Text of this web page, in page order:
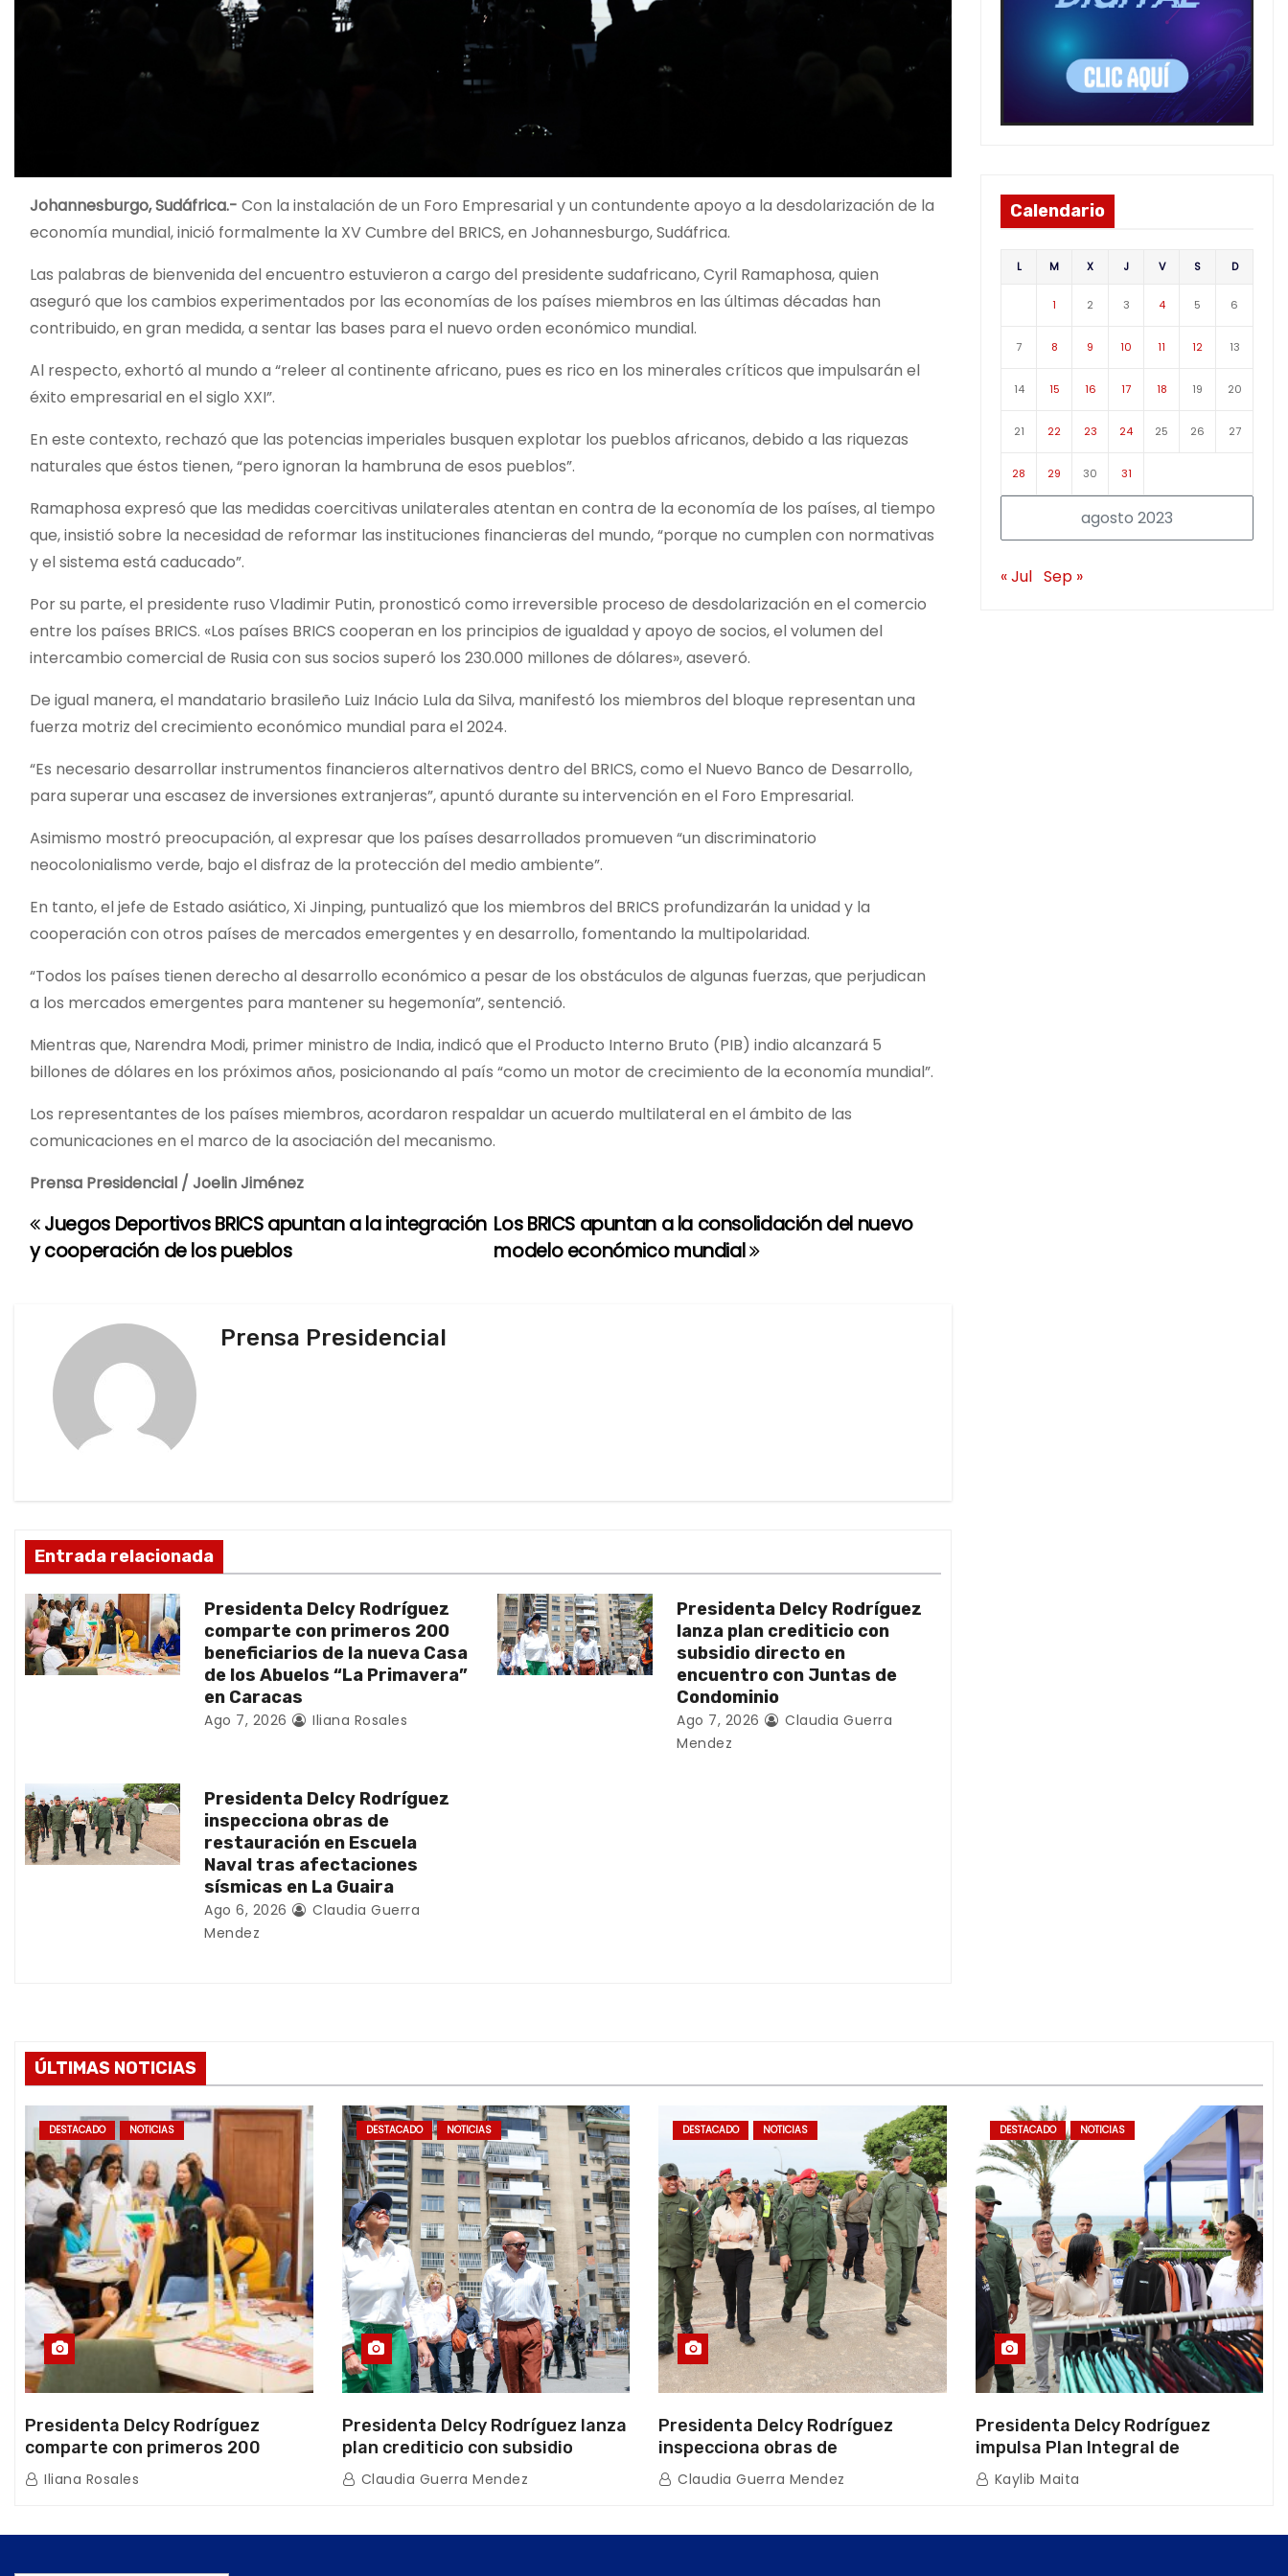
Johannesburgo, Sudáfrica.- Con la instalación de un Foro Empresarial y un contundente apoyo a la desdolarización de la
economía mundial, inició formalmente la XV Cumbre del BRICS, en Johannesburgo, Sudáfrica.
Las palabras de bienvenida del encuentro estuvieron a cargo del presidente sudafricano, Cyril Ramaphosa, quien
aseguró que los cambios experimentados por las economías de los países miembros en las últimas décadas han
contribuido, en gran medida, a sentar las bases para el nuevo orden económico mundial.
Al respecto, exhortó al mundo a “releer al continente africano, pues es rico en los minerales críticos que impulsarán el
éxito empresarial en el siglo XXI”.
En este contexto, rechazó que las potencias imperiales busquen explotar los pueblos africanos, debido a las riquezas
naturales que éstos tienen, “pero ignoran la hambruna de esos pueblos”.
Ramaphosa expresó que las medidas coercitivas unilaterales atentan en contra de la economía de los países, al tiempo
que, insistió sobre la necesidad de reformar las instituciones financieras del mundo, “porque no cumplen con normativas
y el sistema está caducado”.
Por su parte, el presidente ruso Vladimir Putin, pronosticó como irreversible proceso de desdolarización en el comercio
entre los países BRICS. «Los países BRICS cooperan en los principios de igualdad y apoyo de socios, el volumen del
intercambio comercial de Rusia con sus socios superó los 230.000 millones de dólares», aseveró.
De igual manera, el mandatario brasileño Luiz Inácio Lula da Silva, manifestó los miembros del bloque representan una
fuerza motriz del crecimiento económico mundial para el 2024.
“Es necesario desarrollar instrumentos financieros alternativos dentro del BRICS, como el Nuevo Banco de Desarrollo,
para superar una escasez de inversiones extranjeras”, apuntó durante su intervención en el Foro Empresarial.
Asimismo mostró preocupación, al expresar que los países desarrollados promueven “un discriminatorio
neocolonialismo verde, bajo el disfraz de la protección del medio ambiente”.
En tanto, el jefe de Estado asiático, Xi Jinping, puntualizó que los miembros del BRICS profundizarán la unidad y la
cooperación con otros países de mercados emergentes y en desarrollo, fomentando la multipolaridad.
“Todos los países tienen derecho al desarrollo económico a pesar de los obstáculos de algunas fuerzas, que perjudican
a los mercados emergentes para mantener su hegemonía”, sentenció.
Mientras que, Narendra Modi, primer ministro de India, indicó que el Producto Interno Bruto (PIB) indio alcanzará 5
billones de dólares en los próximos años, posicionando al país “como un motor de crecimiento de la economía mundial”.
Los representantes de los países miembros, acordaron respaldar un acuerdo multilateral en el ámbito de las
comunicaciones en el marco de la asociación del mecanismo.
Prensa Presidencial / Joelin Jiménez
N
a
ó
n
d
e
t
r
a
Los BRICS apuntan a la consolidación del nuevo
modelo económico mundial
Juegos Deportivos BRICS apuntan a la integración
y cooperación de los pueblos
Prensa Presidencial
Entrada relacionada
Presidenta Delcy Rodríguez
comparte con primeros 200
beneficiarios de la nueva Casa
de los Abuelos “La Primavera”
en Caracas
Ago 7, 2026 Iliana Rosales
Presidenta Delcy Rodríguez
lanza plan crediticio con
subsidio directo en
encuentro con Juntas de
Condominio
Ago 7, 2026
Claudia Guerra
Mendez
Presidenta Delcy Rodríguez
inspecciona obras de
restauración en Escuela
Naval tras afectaciones
sísmicas en La Guaira
Ago 6, 2026
Claudia Guerra
Mendez
Calendario
agosto 2023
L M X J V S D
1 2 3 4 5 6
7 8 9 10 11 12 13
14 15 16 17 18 19 20
21 22 23 24 25 26 27
28 29 30 31
« Jul Sep »
ÚLTIMAS NOTICIAS
DESTACADO NOTICIAS
Presidenta Delcy Rodríguez
comparte con primeros 200
beneficiarios de la nueva Casa de
los Abuelos “La Primavera” en
Iliana Rosales
DESTACADO NOTICIAS
Presidenta Delcy Rodríguez lanza
plan crediticio con subsidio
directo en encuentro con Juntas
de Condominio
Claudia Guerra Mendez
DESTACADO NOTICIAS
Presidenta Delcy Rodríguez
inspecciona obras de
restauración en Escuela Naval
tras afectaciones sísmicas en La
Claudia Guerra Mendez
DESTACADO NOTICIAS
Presidenta Delcy Rodríguez
impulsa Plan Integral de
Reactivación Económica en La
Guaira
Kaylib Maita